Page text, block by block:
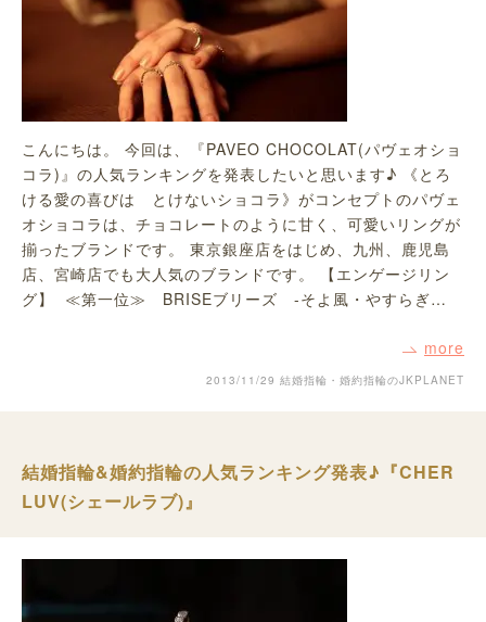
こんにちは。 今回は、『PAVEO CHOCOLAT(パヴェオショ
コラ)』の人気ランキングを発表したいと思います♪ 《とろ
ける愛の喜びは とけないショコラ》がコンセプトのパヴェ
オショコラは、チョコレートのように甘く、可愛いリングが
揃ったブランドです。 東京銀座店をはじめ、九州、鹿児島
店、宮崎店でも大人気のブランドです。 【エンゲージリン
グ】 ≪第一位≫ BRISEブリーズ -そよ風・やすらぎ…
more
2013/11/29 結婚指輪・婚約指輪のJKPLANET
結婚指輪&婚約指輪の人気ランキング発表♪『CHER
LUV(シェールラブ)』